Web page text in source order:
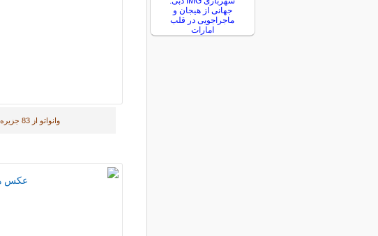
وانواتو از 83 جزیره تشکیل شده که به شکل حرف لاتین Y قرار دارند
جهانی از هیجان و
ماجراجویی در قلب
امارات